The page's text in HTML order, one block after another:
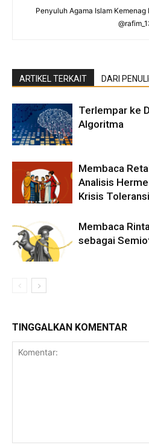
Penyuluh Agama Islam
ARTIKEL TERKAIT DARI
Terlempar ke
Algoritma
Membaca
Analisis
Krisis
Membaca
sebagai
TINGGALKAN KOMENTAR